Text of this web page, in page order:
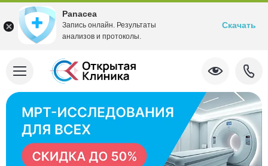
Panacea
Запись онлайн. Результаты
анализов и протоколы.
Скачать